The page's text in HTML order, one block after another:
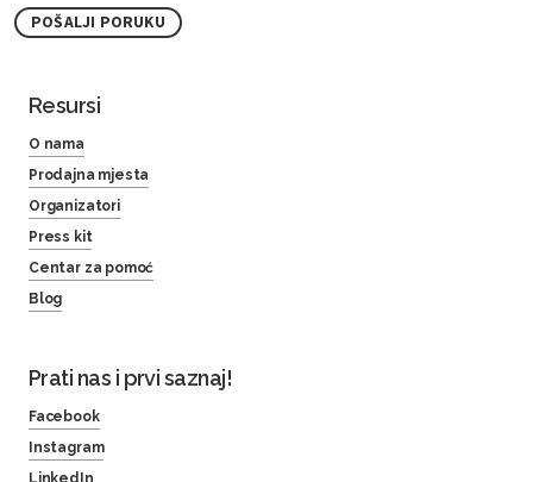
POŠALJI PORUKU
Resursi
O nama
Prodajna mjesta
Organizatori
Press kit
Centar za pomoć
Blog
Prati nas i prvi saznaj!
Facebook
Instagram
LinkedIn